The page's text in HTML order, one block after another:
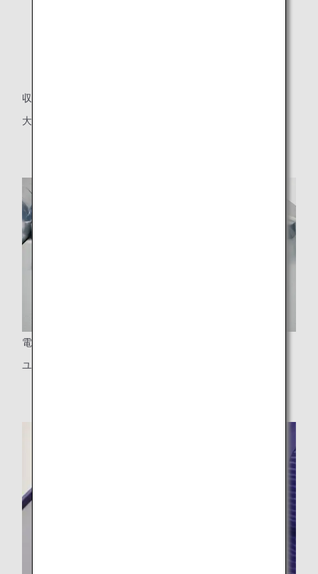
収納式テーブル
大型テーブル
電源ポート
ユニバーサルタイプのPC電源、USBポート